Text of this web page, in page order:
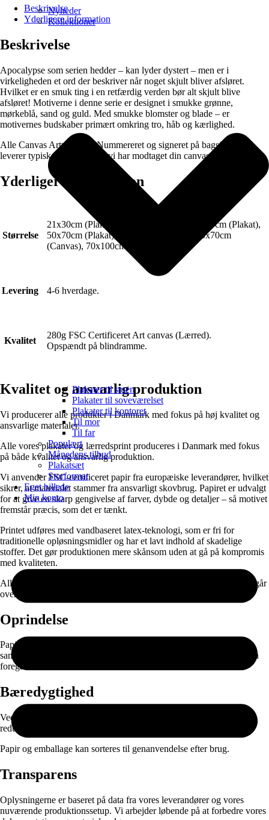
Nyheder
Kollektioner
Plakater til stuen
Plakater til soveværelset
Plakater til kontoret
Til mor
Til far
Populært
Månedens tilbud
Plakatsæt
Storformat
Eget billede
Min konto
Beskrivelse
Yderligere information
Beskrivelse
Apocalypse som serien hedder – kan lyder dystert – men er i
virkeligheden et ord der beskriver når noget skjult bliver afsløret.
Hvilket er en smuk ting i en retfærdig verden bør alt skjult blive
afsløret! Motiverne i denne serie er designet i smukke grønne,
mørkeblå, sand og guld. Med smukke blomster og blade – er
motivernes budskaber primært omkring tro, håb og kærlighed.
Alle Canvas Artworks er Nummereret og signeret på bagsiden (Vi
leverer typisk 2-3 dage efter vi har modtaget din canvas bestilling).
Yderligere information
Størrelse
21x30cm (Plakat), 30x40cm (Plakat), 40x50cm (Plakat),
50x70cm (Plakat), 70x100cm (Plakat), 50x70cm
(Canvas), 70x100cm (Canvas)
Levering 4-6 hverdage.
Kvalitet
280g FSC Certificeret Art canvas (Lærred).
Opspændt på blindramme.
Kvalitet og ansvarlig produktion
Vi producerer alle produkter i Danmark med fokus på høj kvalitet og
ansvarlige materialer.
Alle vores plakater og lærredsprint produceres i Danmark med fokus
på både kvalitet og ansvarlig produktion.
Vi anvender FSC-certificeret papir fra europæiske leverandører, hvilket
sikrer, at materialet stammer fra ansvarligt skovbrug. Papiret er udvalgt
for at give en skarp gengivelse af farver, dybde og detaljer – så motivet
fremstår præcis, som det er tænkt.
Printet udføres med vandbaseret latex-teknologi, som er fri for
traditionelle opløsningsmidler og har et lavt indhold af skadelige
stoffer. Det gør produktionen mere skånsom uden at gå på kompromis
med kvaliteten.
Alle produkter fremstilles først ved bestilling. Det betyder, at vi undgår
overproduktion og kun producerer det, der rent faktisk bliver brugt.
Oprindelse
Papiret produceres i EU og leveres gennem nøje udvalgte
samarbejdspartnere. Selve printet, færdigproduktionen og pakningen
foregår i Danmark.
Bæredygtighed
Ved at kombinere ansvarlige materialer med on-demand produktion
reducerer vi spild og unødvendig lagerproduktion.
Papir og emballage kan sorteres til genanvendelse efter brug.
Transparens
Oplysningerne er baseret på data fra vores leverandører og vores
nuværende produktionssetup. Vi arbejder løbende på at forbedre vores